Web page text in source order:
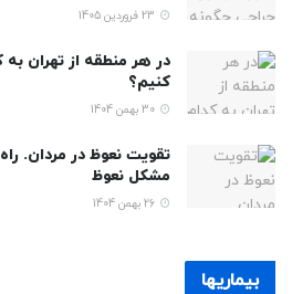
در هر منطقه از تهران
کنیم؟
تقویت نعوظ در مردان.
مشکل نعوظ
بیماریها